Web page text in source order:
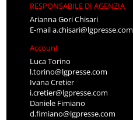
RESPONSABILE DI AGENZIA
Arianna Gori Chisari
E-maila.chisari@lgpresse.com
Account
Luca Torino
l.torino@lgpresse.com
Ivana Cretier
i.cretier@lgpresse.com
Daniele Fimiano
d.fimiano@lgpresse.com